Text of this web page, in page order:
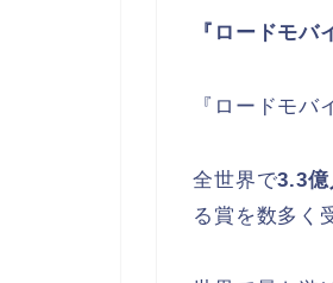
『ロードモバ
『ロードモ
全世界で3.3億
る賞を数多く